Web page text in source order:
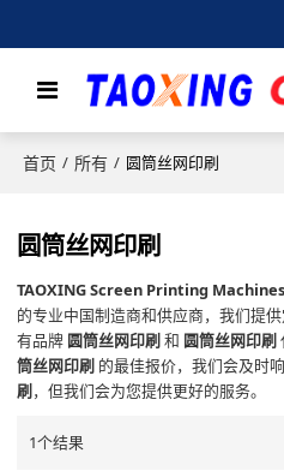
首页 / 所有 / 圆筒丝网印刷
圆筒丝网印刷
TAOXING Screen Printing
的专业中国制造商和供应商，我们提
有品牌 圆筒丝网印刷和 圆筒丝网印刷
筒丝网印刷 的最佳报价，我们会及时
刷，但我们会为您提供更好的服务。
1个结果